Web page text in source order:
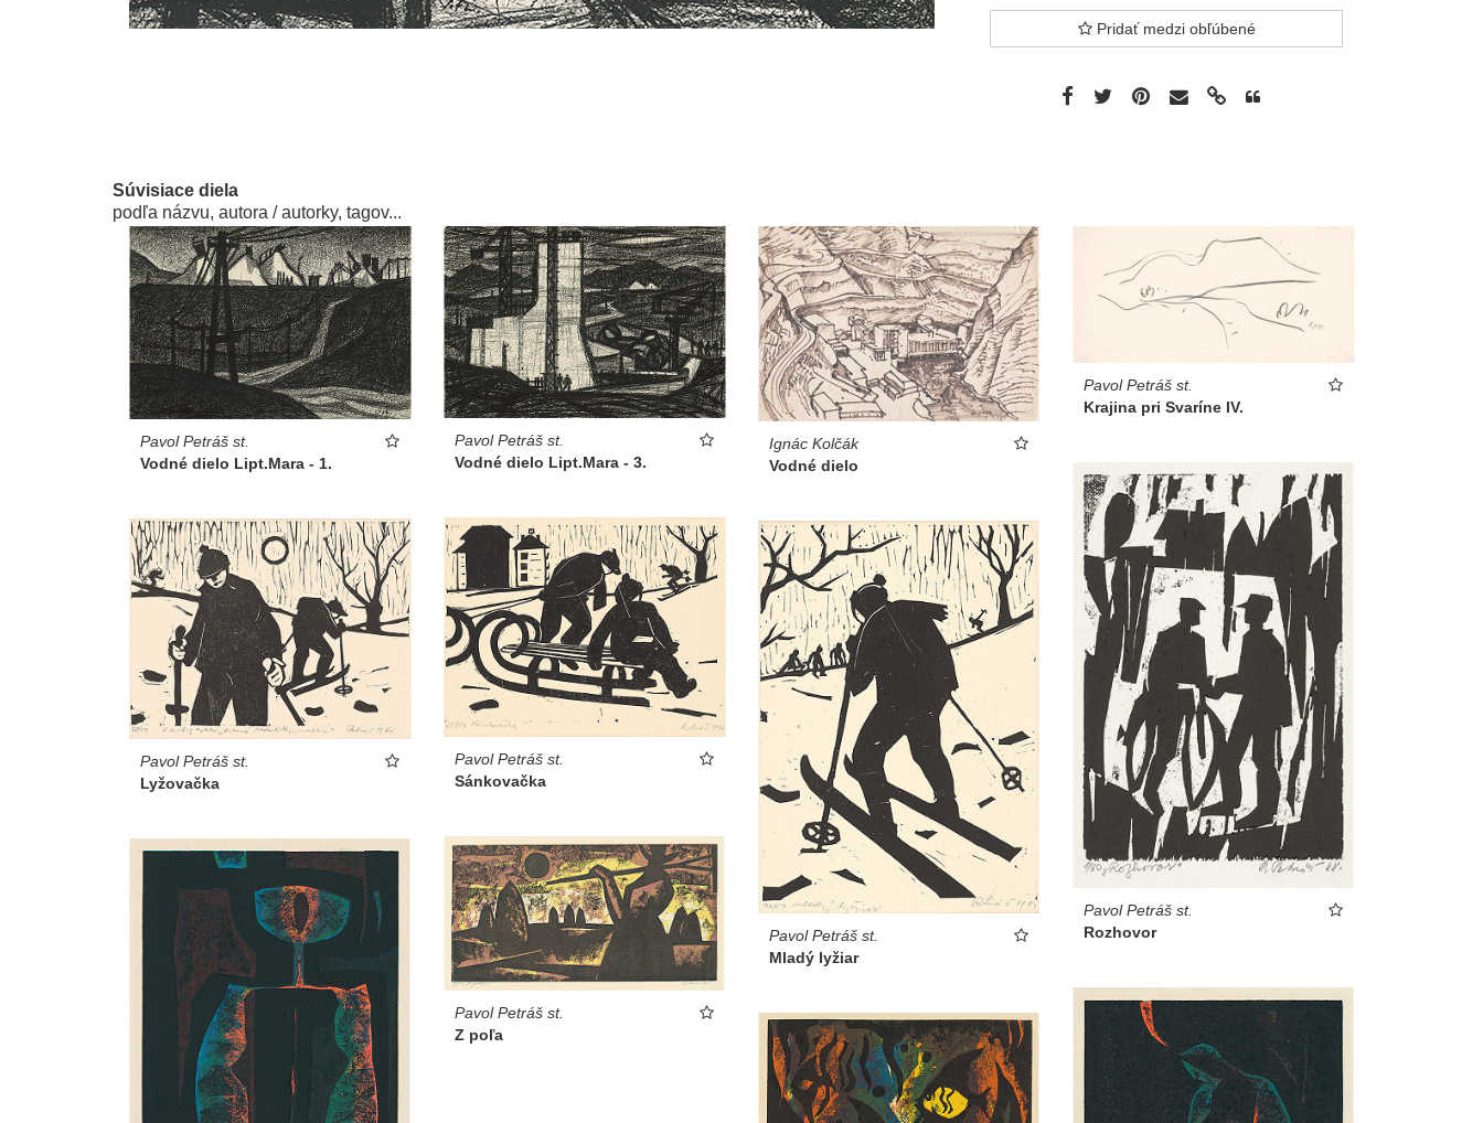
Pridať medzi obľúbené
Súvisiace diela
podľa názvu, autora / autorky, tagov...
Pavol Petráš st.
Vodné dielo Lipt.Mara - 1.
Pavol Petráš st.
Vodné dielo Lipt.Mara - 3.
Ignác Kolčák
Vodné dielo
Pavol Petráš st.
Krajina pri Svaríne IV.
Pavol Petráš st.
Rozhovor
Pavol Petráš st.
Sánkovačka
Pavol Petráš st.
Lyžovačka
Pavol Petráš st.
Mladý lyžiar
Pavol Petráš st.
Z poľa